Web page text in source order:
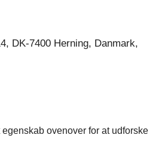
DK-7400 Herning, Danmark,
ovenover for at udforske